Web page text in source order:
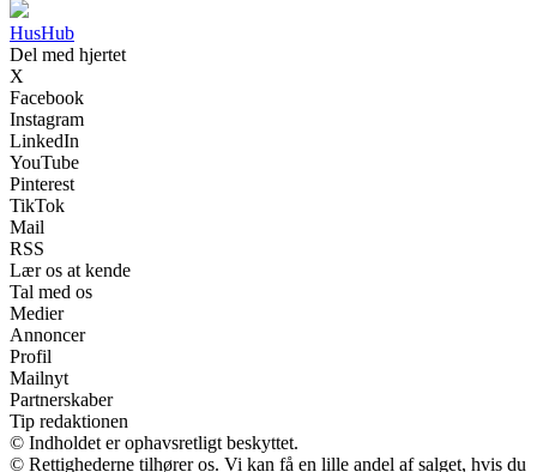
HusHub
Del med hjertet
X
Facebook
Instagram
LinkedIn
YouTube
Pinterest
TikTok
Mail
RSS
Lær os at kende
Tal med os
Medier
Annoncer
Profil
Mailnyt
Partnerskaber
Tip redaktionen
© Indholdet er ophavsretligt beskyttet.
© Rettighederne tilhører os. Vi kan få en lille andel af salget, hvis du